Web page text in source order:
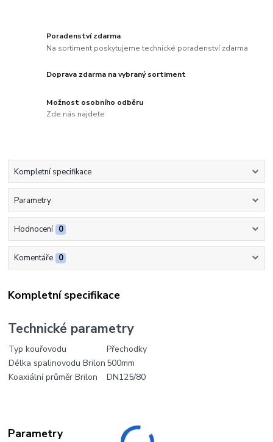
Poradenství zdarma
Na sortiment poskytujeme technické poradenství zdarma
Doprava zdarma na vybraný sortiment
Možnost osobního odběru
Zde nás najdete
Kompletní specifikace
Parametry
Hodnocení 0
Komentáře 0
Kompletní specifikace
Technické parametry
Typ kouřovodu
Přechodky
Délka spalinovodu Brilon 500mm
Koaxiální průměr Brilon
DN125/80
Parametry